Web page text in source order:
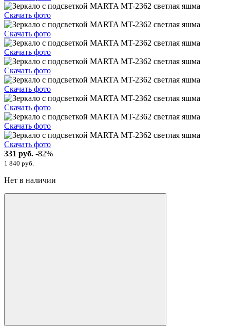
Скачать фото
Скачать фото
Скачать фото
Скачать фото
Скачать фото
Скачать фото
Скачать фото
Скачать фото
331 руб. -82%
1 840 руб.
Нет в наличии